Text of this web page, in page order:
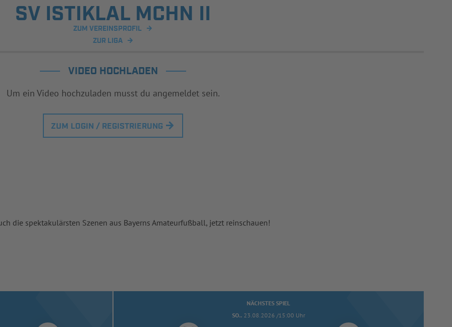
SV ISTIKLAL MCHN II
ZUM VEREINSPROFIL
ZUR LIGA
VIDEO HOCHLADEN
Um ein Video hochzuladen musst du angemeldet sein.
ZUM LOGIN / REGISTRIERUNG
die spektakulärsten Szenen aus Bayerns Amateurfußball, jetzt reinschauen!
NÄCHSTES SPIEL
SO.. 23.08.2026 /15:00 Uhr